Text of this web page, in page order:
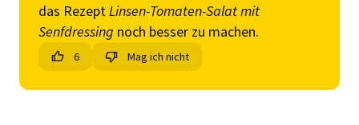
das RezeptLinsen-Tomaten-Salat mit
Senfdressing noch besser zu machen.
6 Mag ich nicht